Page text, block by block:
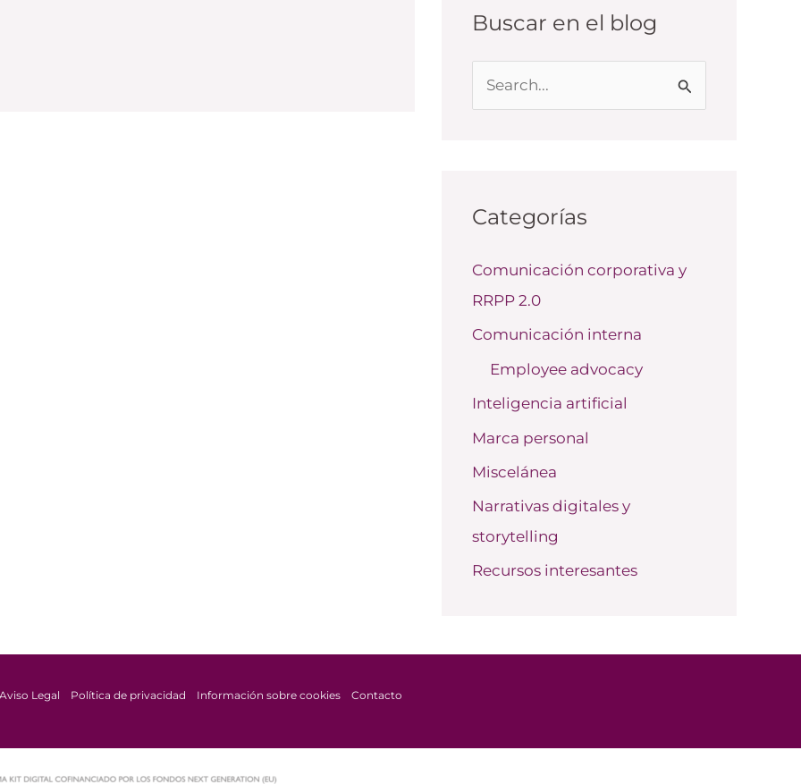
Buscar en el blog
a
p
o
r
Categorías
Comunicación corporativa y
RRPP 2.0
Comunicación interna
Employee advocacy
Inteligencia artificial
Marca personal
Miscelánea
Narrativas digitales y
storytelling
Recursos interesantes
Aviso Legal Política de privacidad Información sobre cookies Contacto